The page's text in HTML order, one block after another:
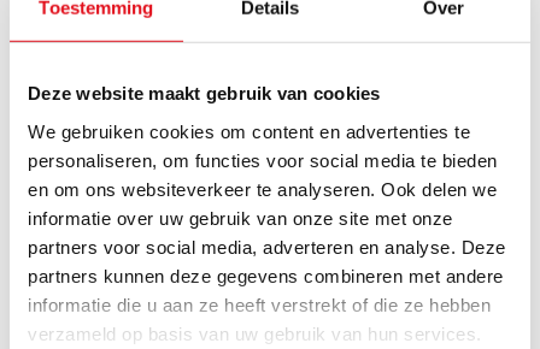
Toestemming Details Over
Deze website maakt gebruik van cookies
We gebruiken cookies om content en advertenties te
personaliseren, om functies voor social media te bieden
en om ons websiteverkeer te analyseren. Ook delen we
informatie over uw gebruik van onze site met onze
partners voor social media, adverteren en analyse. Deze
partners kunnen deze gegevens combineren met andere
informatie die u aan ze heeft verstrekt of die ze hebben
verzameld op basis van uw gebruik van hun services.
plus tard comme radiateur à eau ?
Un radiateur sèche-serviettes électrique
consomme-t-il beaucoup d’électricité ?
Avez-vous une question à propos de se produit.